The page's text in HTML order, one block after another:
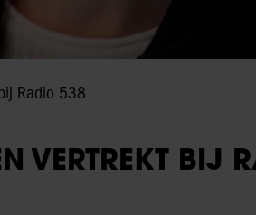
Radio 538
VERTREKT BIJ